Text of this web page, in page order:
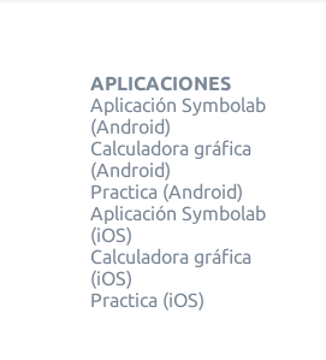
APLICACIONES
Aplicación Symbolab
(Android)
Calculadora gráfica
(Android)
Practica (Android)
Aplicación Symbolab
(iOS)
Calculadora gráfica
(iOS)
Practica (iOS)